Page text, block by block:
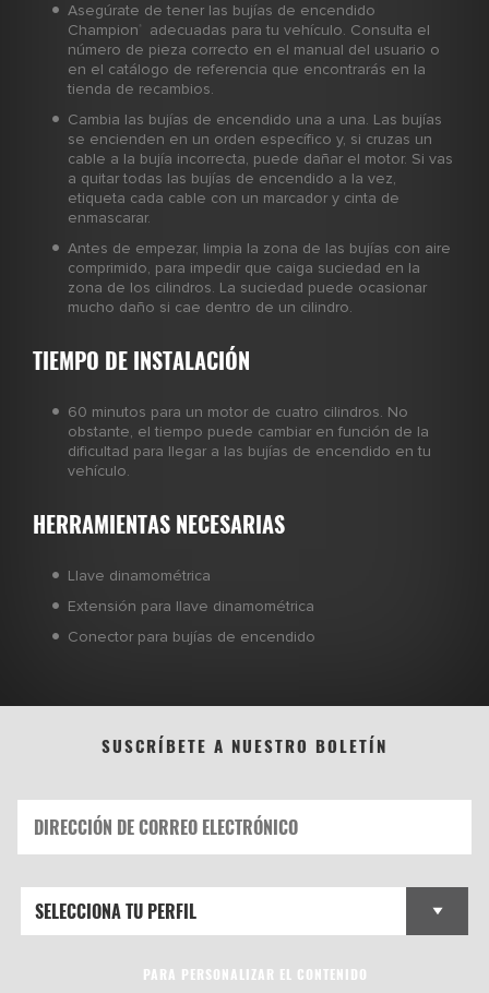
Asegúrate de tener las bujías de encendido
Champion ®
adecuadas para tu vehículo. Consulta el
número de pieza correcto en el manual del usuario o
en el catálogo de referencia que encontrarás en la
tienda de recambios.
Cambia las bujías de encendido una a una. Las bujías
se encienden en un orden específico y, si cruzas un
cable a la bujía incorrecta, puede dañar el motor. Si vas
a quitar todas las bujías de encendido a la vez,
etiqueta cada cable con un marcador y cinta de
enmascarar.
Antes de empezar, limpia la zona de las bujías con aire
comprimido, para impedir que caiga suciedad en la
zona de los cilindros. La suciedad puede ocasionar
mucho daño si cae dentro de un cilindro.
TIEMPO DE INSTALACIÓN
60 minutos para un motor de cuatro cilindros. No
obstante, el tiempo puede cambiar en función de la
dificultad para llegar a las bujías de encendido en tu
vehículo.
HERRAMIENTAS NECESARIAS
Llave dinamométrica
Extensión para llave dinamométrica
Conector para bujías de encendido
SUSCRÍBETE A NUESTRO BOLETÍN
PARA PERSONALIZAR EL CONTENIDO